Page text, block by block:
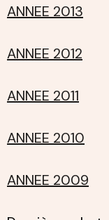
ANNEE 2013
ANNEE 2012
ANNEE 2011
ANNEE 2010
ANNEE 2009